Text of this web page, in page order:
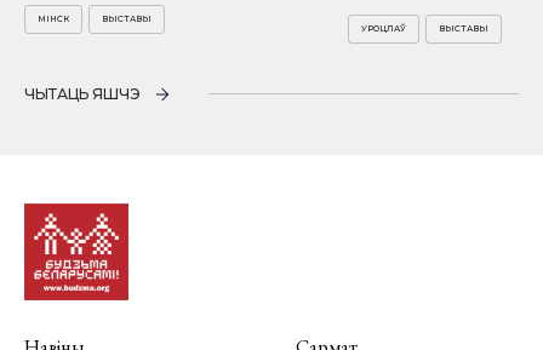
МІНСК ВЫСТАВЫ
УРОЦЛАЎ ВЫСТАВЫ
ЧЫТАЦЬ ЯШЧЭ